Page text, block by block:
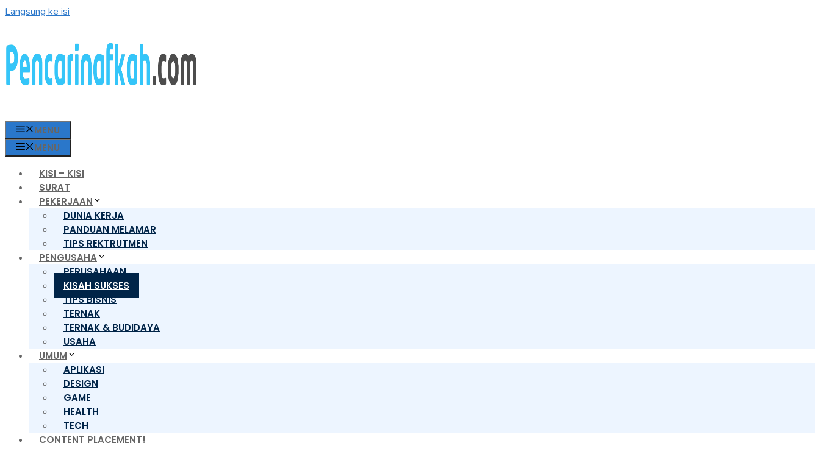
Langsung ke isi
MENU
MENU
KISI – KISI
SURAT
PEKERJAAN
DUNIA KERJA
PANDUAN MELAMAR
TIPS REKTRUTMEN
PENGUSAHA
PERUSAHAAN
KISAH SUKSES
TIPS BISNIS
TERNAK
TERNAK & BUDIDAYA
USAHA
UMUM
APLIKASI
DESIGN
GAME
HEALTH
TECH
CONTENT PLACEMENT!